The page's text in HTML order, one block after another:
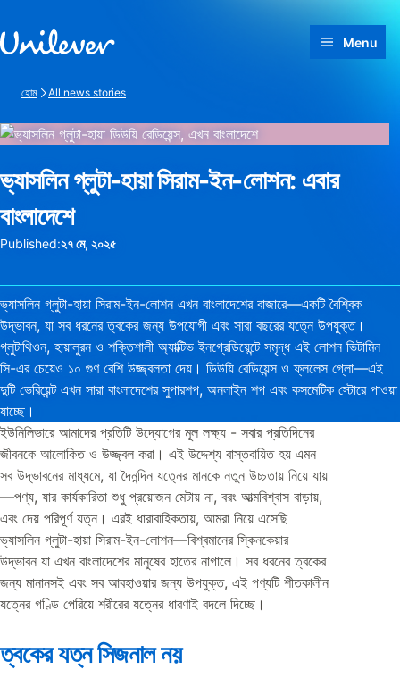
Menu
হোম All news stories
ভ্যাসলিন গ্লুটা-হায়া সিরাম-ইন-লোশন: এবার
বাংলাদেশে
Published:২৭ মে, ২০২৫
ভ্যাসলিন গ্লুটা-হায়া সিরাম-ইন-লোশন এখন বাংলাদেশের বাজারে—একটি বৈশ্বিক
উদ্ভাবন, যা সব ধরনের ত্বকের জন্য উপযোগী এবং সারা বছরের যত্নে উপযুক্ত।
গ্লুটাথিওন, হায়ালুরন ও শক্তিশালী অ্যাক্টিভ ইনগ্রেডিয়েন্টে সমৃদ্ধ এই লোশন ভিটামিন
সি-এর চেয়েও ১০ গুণ বেশি উজ্জ্বলতা দেয়। ডিউয়ি রেডিয়েন্স ও ফ্ললেস গ্লো—এই
দুটি ভেরিয়েন্ট এখন সারা বাংলাদেশের সুপারশপ, অনলাইন শপ এবং কসমেটিক স্টোরে পাওয়া
যাচ্ছে।
ইউনিলিভারে আমাদের প্রতিটি উদ্যোগের মূল লক্ষ্য - সবার প্রতিদিনের
জীবনকে আলোকিত ও উজ্জ্বল করা। এই উদ্দেশ্য বাস্তবায়িত হয় এমন
সব উদ্ভাবনের মাধ্যমে, যা দৈনন্দিন যত্নের মানকে নতুন উচ্চতায় নিয়ে যায়
—পণ্য, যার কার্যকারিতা শুধু প্রয়োজন মেটায় না, বরং আত্মবিশ্বাস বাড়ায়,
এবং দেয় পরিপূর্ণ যত্ন। এরই ধারাবাহিকতায়, আমরা নিয়ে এসেছি
ভ্যাসলিন গ্লুটা-হায়া সিরাম-ইন-লোশন—বিশ্বমানের স্কিনকেয়ার
উদ্ভাবন যা এখন বাংলাদেশের মানুষের হাতের নাগালে। সব ধরনের ত্বকের
জন্য মানানসই এবং সব আবহাওয়ার জন্য উপযুক্ত, এই পণ্যটি শীতকালীন
যত্নের গণ্ডি পেরিয়ে শরীরের যত্নের ধারণাই বদলে দিচ্ছে।
ত্বকের যত্ন সিজনাল নয়